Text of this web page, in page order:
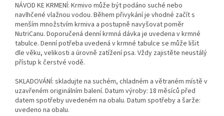
NÁVOD KE KRMENÍ: Krmivo může být podáno suché nebo
navlhčené vlažnou vodou. Během přivykání je vhodné začít s
menším množstvím krmiva a postupně navyšovat poměr
NutriCanu. Doporučená denní krmná dávka je uvedena v krmné
tabulce. Denní potřeba uvedená v krmné tabulce se může lišit
dle věku, velikosti a úrovně zatížení psa. Vždy zajistěte neustálý
přístup k čerstvé vodě.
SKLADOVÁNÍ: skladujte na suchém, chladném a větraném místě v
uzavřeném originálním balení. Datum výroby: 18 měsíců před
datem spotřeby uvedeném na obalu. Datum spotřeby a šarže:
uvedeno na obalu.